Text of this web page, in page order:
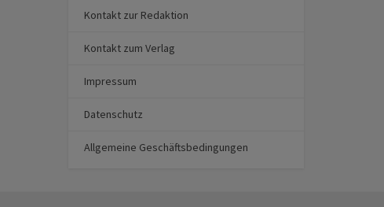
Kontakt zur Redaktion
Kontakt zum Verlag
Impressum
Datenschutz
Allgemeine Geschäftsbedingungen